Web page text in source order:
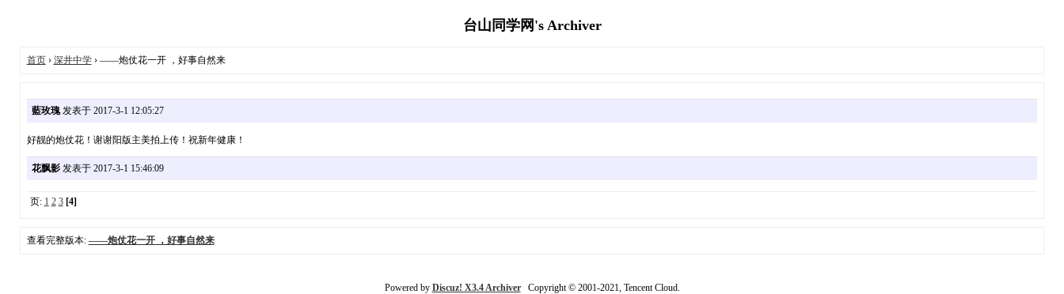
台山同学网's Archiver
首页› 深井中学› ——炮仗花一开 ，好事自然来
藍玫瑰发表于 2017-3-1 12:05:27
好靓的炮仗花！谢谢阳版主美拍上传！祝新年健康！
花飘影发表于 2017-3-1 15:46:09
页: 1 2 3 [4]
查看完整版本: ——炮仗花一开 ，好事自然来
Powered by Discuz! X3.4 ArchiverCopyright © 2001-2021, Tencent Cloud.